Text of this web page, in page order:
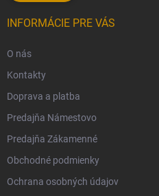
INFORMÁCIE PRE VÁS
O nás
Kontakty
Doprava a platba
Predajňa Námestovo
Predajňa Zákamenné
Obchodné podmienky
Ochrana osobných údajov